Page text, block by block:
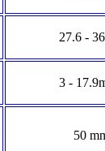
27.6 -
3 -
50